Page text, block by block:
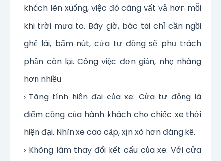
khách lên xuống, việc đó càng vất vả hơn mỗi
khi trời mưa to. Bây giờ, bác tài chỉ cần ngồi
ghế lái, bấm nút, cửa tự động sẽ phụ trách
phần còn lại. Công việc đơn giản, nhẹ nhàng
hơn nhiều
Tăng tính hiện đại của xe: Cửa tự động là
điểm cộng của hành khách cho chiếc xe thời
hiện đại. Nhìn xe cao cấp, xịn xò hơn đáng kể.
Không làm thay đổi kết cấu của xe: Với cửa